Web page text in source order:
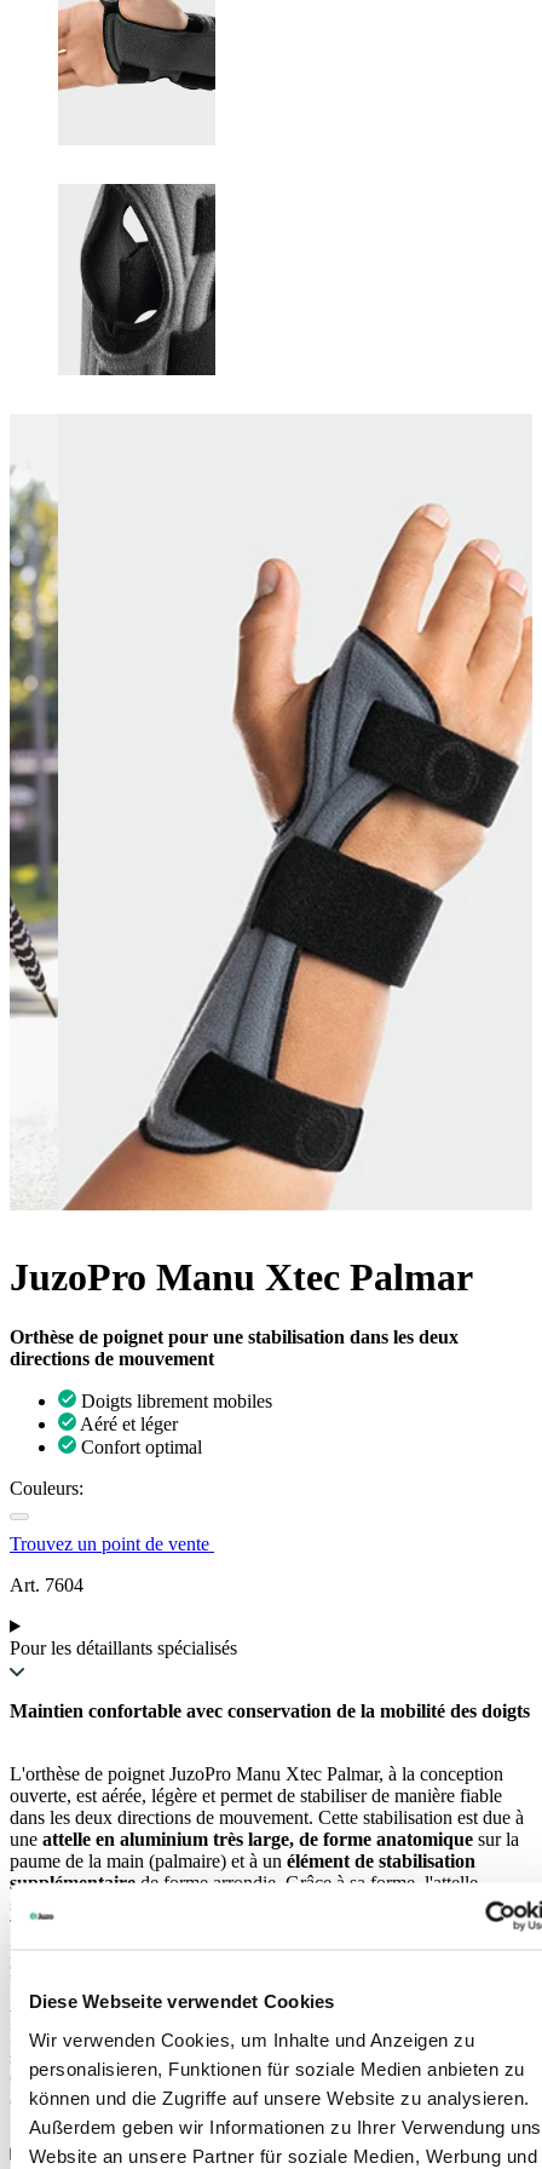
Diese Webseite verwendet Cookies
Wir verwenden Cookies, um Inhalte und Anzeigen zu
personalisieren, Funktionen für soziale Medien anbieten zu
können und die Zugriffe auf unsere Website zu analysieren.
Außerdem geben wir Informationen zu Ihrer Verwendung
Website an unsere Partner für soziale Medien, Werbung und
JuzoPro Manu Xtec Palmar
Orthèse de poignet pour une stabilisation dans les deux
directions de mouvement
Doigts librement mobiles
Aéré et léger
Confort optimal
Couleurs:
Trouvez un point de vente
Art. 7604
Pour les détaillants spécialisés
Maintien confortable avec conservation de la mobilité des doigts
L'orthèse de poignet JuzoPro Manu Xtec Palmar, à la conception
ouverte, est aérée, légère et permet de stabiliser de manière fiable
dans les deux directions de mouvement. Cette stabilisation est due à
une attelle en aluminium très large, de forme anatomique sur la
paume de la main (palmaire) et à un élément de stabilisation
supplémentaire de forme arrondie. Grâce à sa forme, l'attelle
soutient de manière optimale l'implantation courbée des os du carpe.
Tous les doigts restent mobiles, une grande ouverture enveloppe le
pouce. Des zones de confort douces ont été incorporées dans les
zones sensibles entre le pouce et l'avant-bras pour éviter les escarres.
Des sangles de fixation réglables individuellement avec micro-
velcro complètent l'ajustement optimal du JuzoPro Manu Xtec
Palmar. L'orthèse est composée de matériaux perméables à l'air
soigneusement sélectionnés, qui évacuent l'humidité de la peau.
Grâce à son concept de fermeture novateur, un enfilage post-
opératoire au-dessus d'un pansement est possible.